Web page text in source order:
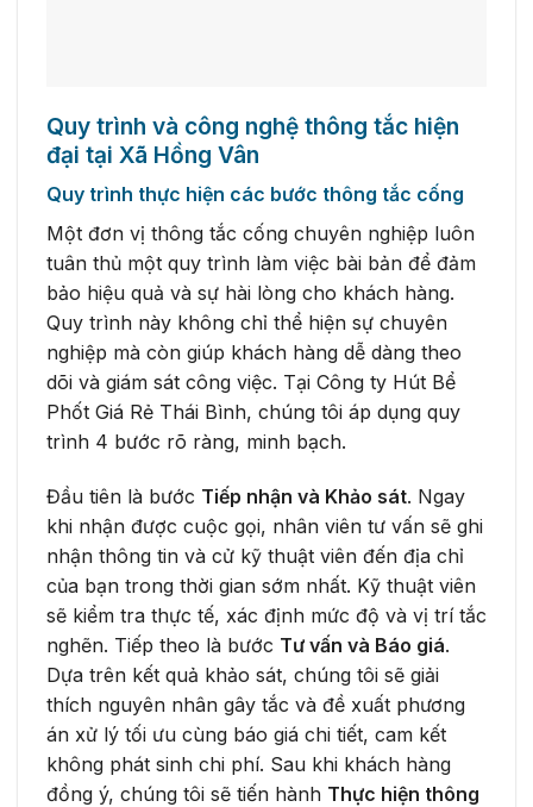
Quy trình và công nghệ thông tắc hiện
đại tại Xã Hồng Vân
Quy trình thực hiện các bước thông tắc cống
Một đơn vị thông tắc cống chuyên nghiệp luôn
tuân thủ một quy trình làm việc bài bản để đảm
bảo hiệu quả và sự hài lòng cho khách hàng.
Quy trình này không chỉ thể hiện sự chuyên
nghiệp mà còn giúp khách hàng dễ dàng theo
dõi và giám sát công việc. Tại Công ty Hút Bể
Phốt Giá Rẻ Thái Bình, chúng tôi áp dụng quy
trình 4 bước rõ ràng, minh bạch.
Đầu tiên là bước Tiếp nhận và Khảo sát. Ngay
khi nhận được cuộc gọi, nhân viên tư vấn sẽ ghi
nhận thông tin và cử kỹ thuật viên đến địa chỉ
của bạn trong thời gian sớm nhất. Kỹ thuật viên
sẽ kiểm tra thực tế, xác định mức độ và vị trí tắc
nghẽn. Tiếp theo là bước Tư vấn và Báo giá.
Dựa trên kết quả khảo sát, chúng tôi sẽ giải
thích nguyên nhân gây tắc và đề xuất phương
án xử lý tối ưu cùng báo giá chi tiết, cam kết
không phát sinh chi phí. Sau khi khách hàng
đồng ý, chúng tôi sẽ tiến hành Thực hiện thông